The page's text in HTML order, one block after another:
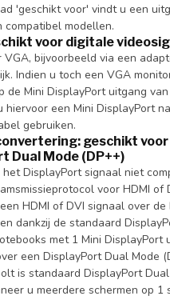
'geschikt voor' vindt u een
compatibel modellen.
voor digitale
VGA, bijvoorbeeld via een
Indien u toch een VGA
de Mini DisplayPort uitgang
hiervoor een Mini DisplayPort
gebruiken.
geschikt
Dual Mode (DP++)
DisplayPort signaal niet
voor HDMI of
HDMI of DVI signaal over de
dankzij de standaard
met 1 Mini DisplayPort
een DisplayPort Dual Mode
is standaard DisplayPort
u meerdere schermen op 1